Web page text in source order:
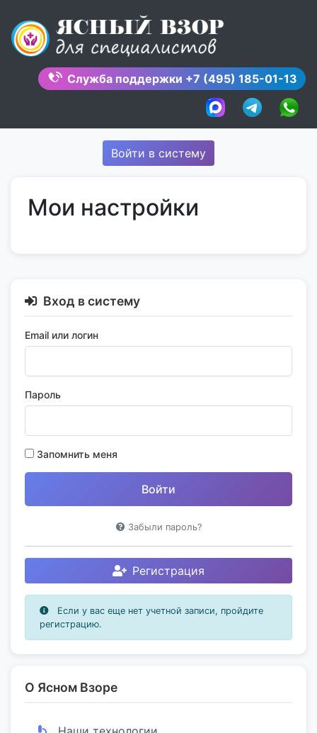
content
Служба поддержки +7 (495) 185-01-13
Войти в систему
Вход в систему
Email или логин
Пароль
Запомнить меня
Забыли пароль?
Регистрация
Если у вас еще нет учетной записи, пройдите
регистрацию.
О Ясном Взоре
Мои настройки